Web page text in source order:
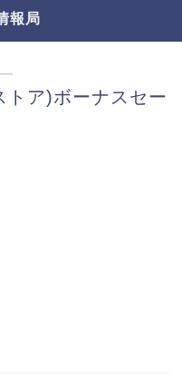
報局
―
トア)ボーナスセー